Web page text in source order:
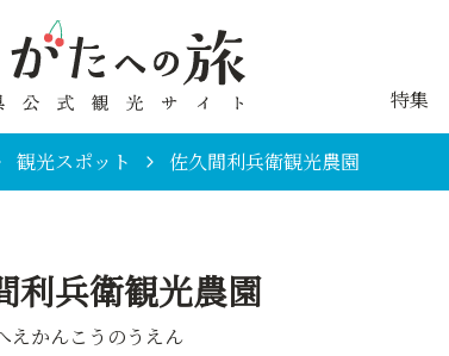
特集
観光スポット 佐久間利兵衛観光農園
利兵衛観光農園
えかんこうのうえん